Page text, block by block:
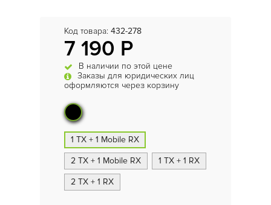
Код товара: 432-278
7 190 Р
В наличии по этой цене
Заказы для юридических лиц
оформляются через корзину
1 TX + 1 Mobile RX
2 TX + 1 Mobile RX 1 TX + 1 RX
2 TX + 1 RX